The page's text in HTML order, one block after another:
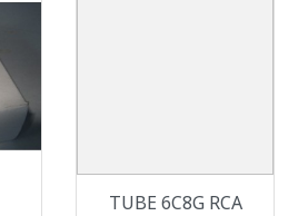
TUBE 6C8G RCA